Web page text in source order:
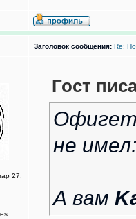
Заголовок сообщения: Re:
27,
Гост
не имел:
А вам